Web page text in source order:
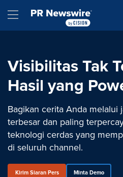
Hamburger menu
Visibilitas Tak
Hasil yang
Bagikan cerita Anda melalui
terbesar dan paling
teknologi cerdas yang
di seluruh channel.
Kirim Siaran Pers Minta Demo